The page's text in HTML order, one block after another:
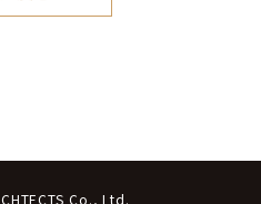
Co., Ltd.